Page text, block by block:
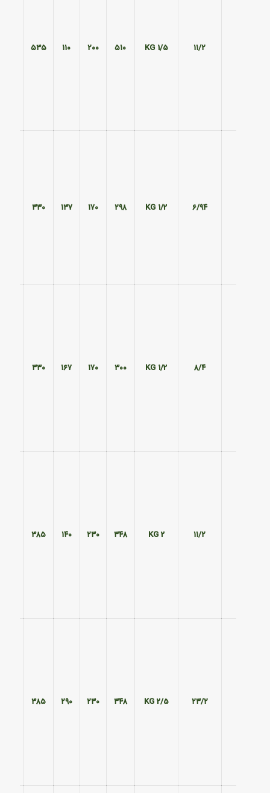
۱۱/۲ 1/5 KG ۵۱۰ ۲۰۰ ۱۱۰ ۵۳۵
۶/۹۴ 1/2 KG ۲۹۸ ۱۷۰ ۱۳۷ ۳۳۰
۸/۴ 1/2 KG ۳۰۰ ۱۷۰ ۱۶۷ ۳۳۰
۱۱/۲ 2 KG ۳۴۸ ۲۳۰ ۱۴۰ ۳۸۵
۲۳/۲ 2/5 KG ۳۴۸ ۲۳۰ ۲۹۰ ۳۸۵